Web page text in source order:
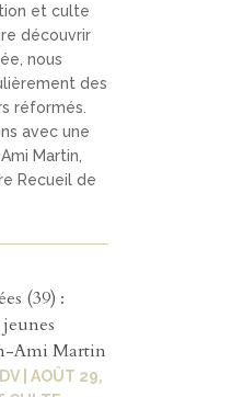
et culte
découvrir
nous
des
réformés.
avec une
Martin,
Recueil de
(39) :
Ami Martin
|AOÛT 29,